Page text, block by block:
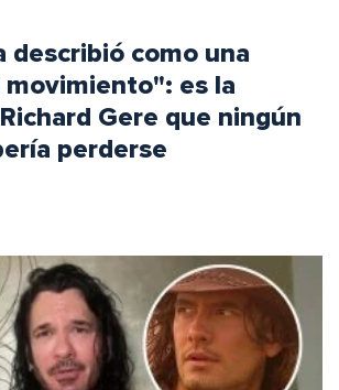
describió como una
es la
Gere que ningún
perderse